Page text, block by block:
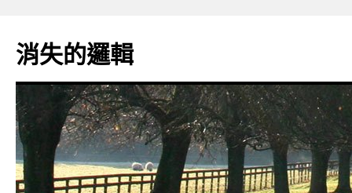
主
要
消失的邏輯